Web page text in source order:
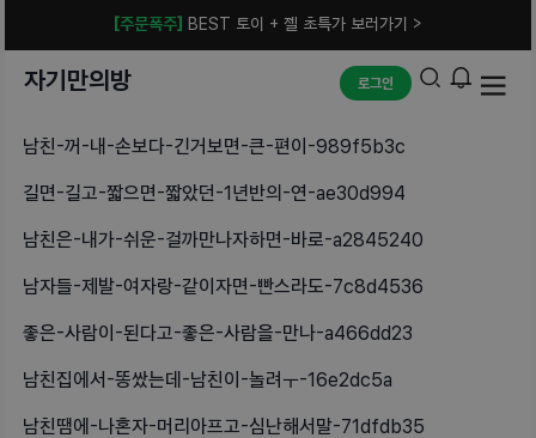
[주문폭주] BEST 토이 + 젤 초특가 보러가기 >
자기만의방 로그인
남친-꺼-내-손보다-긴거보면-큰-편이-989f5b3c
길면-길고-짧으면-짧았던-1년반의-연-ae30d994
남친은-내가-쉬운-걸까만나자하면-바로-a2845240
남자들-제발-여자랑-같이자면-빤스라도-7c8d4536
좋은-사람이-된다고-좋은-사람을-만나-a466dd23
남친집에서-똥쌌는데-남친이-놀려ㅜ-16e2dc5a
남친땜에-나혼자-머리아프고-심난해서말-71dfdb35